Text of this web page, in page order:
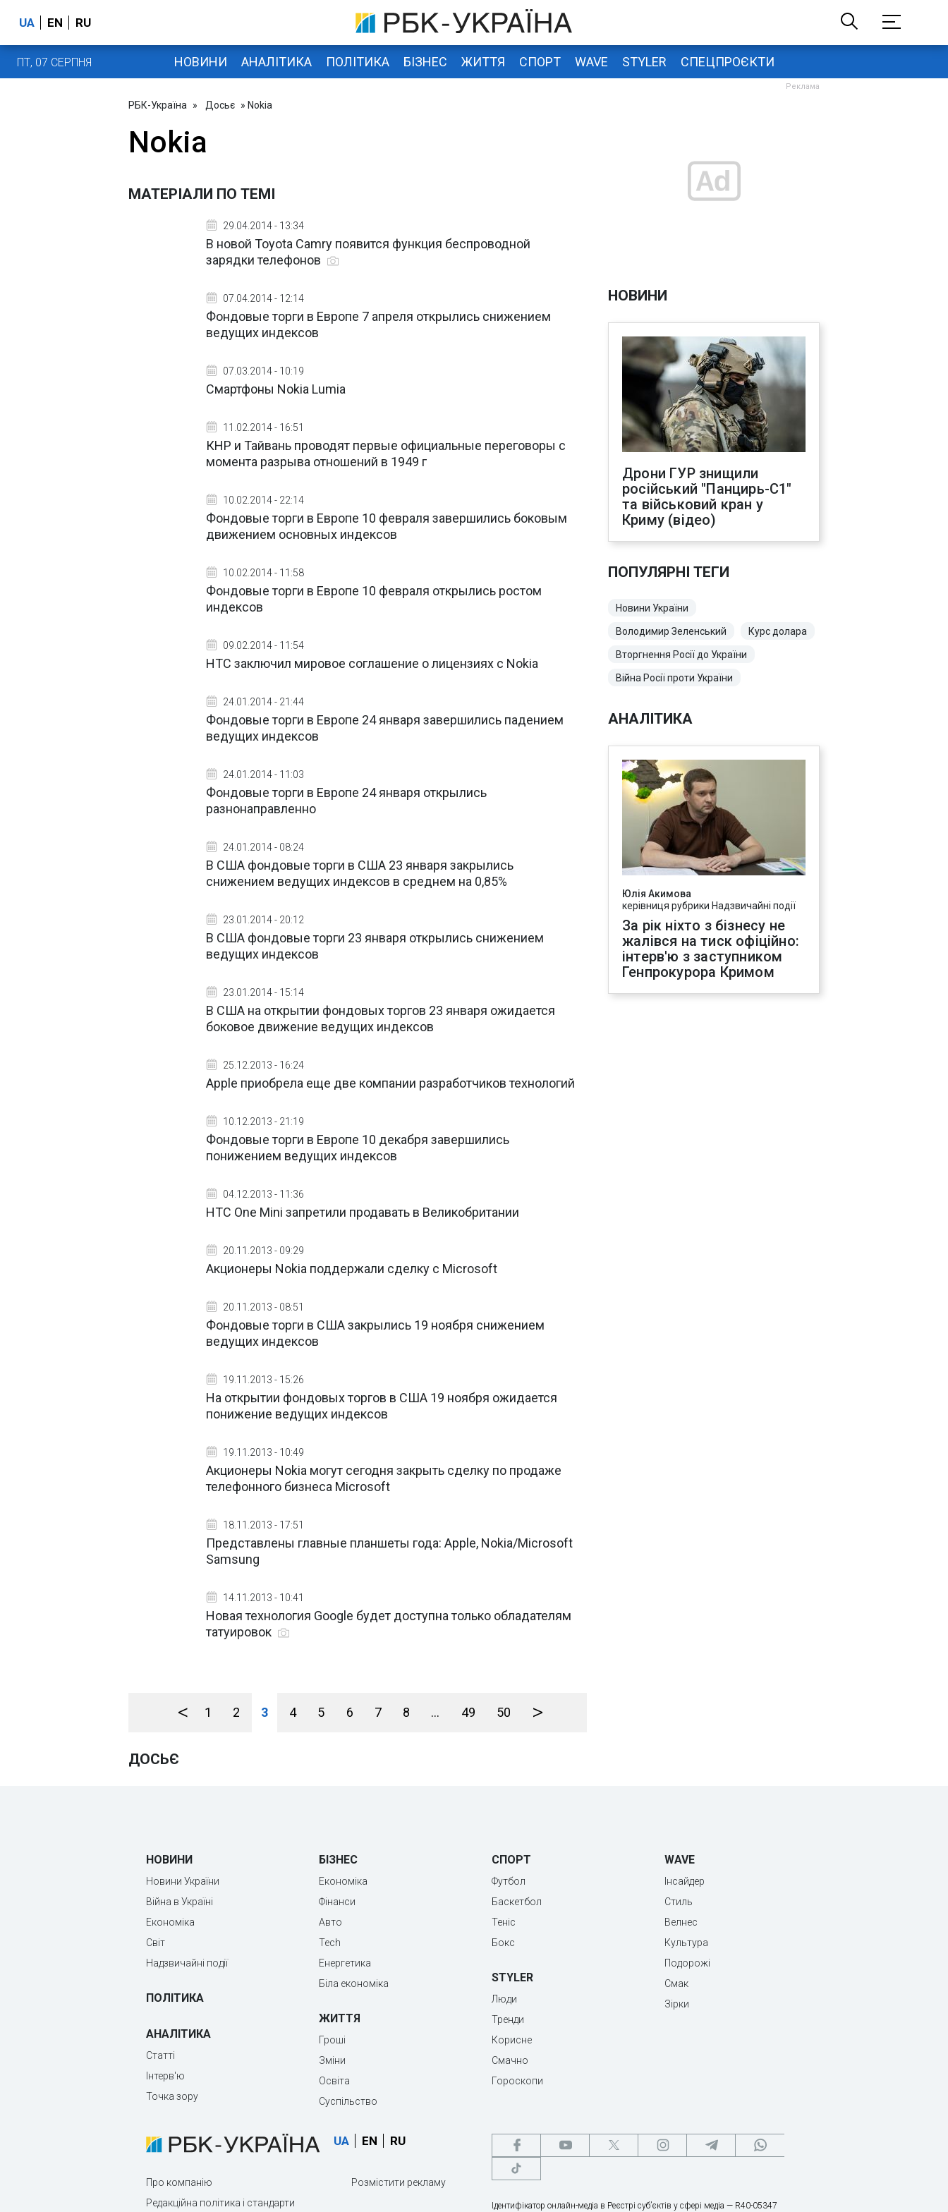
UA EN RU
ПТ, 07 СЕРПНЯ НОВИНИ АНАЛІТИКА ПОЛІТИКА БІЗНЕС ЖИТТЯ СПОРТ WAVE STYLER СПЕЦПРОЄКТИ
РБК-Україна » Досьє » Nokia
Nokia
МАТЕРІАЛИ ПО ТЕМІ
29.04.2014 - 13:34
В новой Toyota Camry появится функция беспроводной
зарядки телефонов
07.04.2014 - 12:14
Фондовые торги в Европе 7 апреля открылись снижением
ведущих индексов
07.03.2014 - 10:19
Смартфоны Nokia Lumia
11.02.2014 - 16:51
КНР и Тайвань проводят первые официальные переговоры с
момента разрыва отношений в 1949 г
10.02.2014 - 22:14
Фондовые торги в Европе 10 февраля завершились боковым
движением основных индексов
10.02.2014 - 11:58
Фондовые торги в Европе 10 февраля открылись ростом
индексов
09.02.2014 - 11:54
HTC заключил мировое соглашение о лицензиях с Nokia
24.01.2014 - 21:44
Фондовые торги в Европе 24 января завершились падением
ведущих индексов
24.01.2014 - 11:03
Фондовые торги в Европе 24 января открылись
разнонаправленно
24.01.2014 - 08:24
В США фондовые торги в США 23 января закрылись
снижением ведущих индексов в среднем на 0,85%
23.01.2014 - 20:12
В США фондовые торги 23 января открылись снижением
ведущих индексов
23.01.2014 - 15:14
В США на открытии фондовых торгов 23 января ожидается
боковое движение ведущих индексов
25.12.2013 - 16:24
Apple приобрела еще две компании разработчиков технологий
10.12.2013 - 21:19
Фондовые торги в Европе 10 декабря завершились
понижением ведущих индексов
04.12.2013 - 11:36
HTC One Mini запретили продавать в Великобритании
20.11.2013 - 09:29
Акционеры Nokia поддержали сделку с Microsoft
20.11.2013 - 08:51
Фондовые торги в США закрылись 19 ноября снижением
ведущих индексов
19.11.2013 - 15:26
На открытии фондовых торгов в США 19 ноября ожидается
понижение ведущих индексов
19.11.2013 - 10:49
Акционеры Nokia могут сегодня закрыть сделку по продаже
телефонного бизнеса Microsoft
18.11.2013 - 17:51
Представлены главные планшеты года: Apple, Nokia/Microsoft
Samsung
14.11.2013 - 10:41
Новая технология Google будет доступна только обладателям
татуировок
< 1 2 3 4 5 6 7 8 ... 49 50 >
ДОСЬЄ
НОВИНИ
Дрони ГУР знищили
російський "Панцирь-С1"
та військовий кран у
Криму (відео)
ПОПУЛЯРНІ ТЕГИ
Новини України
Володимир Зеленський Курс долара
Вторгнення Росії до України
Війна Росії проти України
АНАЛІТИКА
Юлія Акимова
керівниця рубрики Надзвичайні події
За рік ніхто з бізнесу не
жалівся на тиск офіційно:
інтерв'ю з заступником
Генпрокурора Кримом
НОВИНИ
Новини України
Війна в Україні
Економіка
Світ
Надзвичайні події
ПОЛІТИКА
АНАЛІТИКА
Статті
Інтерв'ю
Точка зору
БІЗНЕС
Економіка
Фінанси
Авто
Tech
Енергетика
Біла економіка
ЖИТТЯ
Гроші
Зміни
Освіта
Суспільство
СПОРТ
Футбол
Баскетбол
Теніс
Бокс
STYLER
Люди
Тренди
Корисне
Смачно
Гороскопи
WAVE
Інсайдер
Стиль
Велнес
Культура
Подорожі
Смак
Зірки
UA EN RU
Про компанію
Редакційна політика і стандарти
Розмістити рекламу
Ідентифікатор онлайн-медіа в Реєстрі суб’єктів у сфері медіа — R40-05347